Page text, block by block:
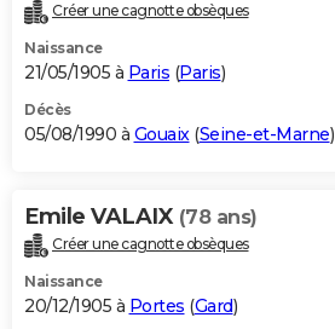
Créer une cagnotte obsèques
Naissance
21/05/1905 à Paris (Paris)
Décès
05/08/1990 à Gouaix(Seine-et-Marne)
Emile VALAIX (78 ans)
Créer une cagnotte obsèques
Naissance
20/12/1905 à Portes (Gard)